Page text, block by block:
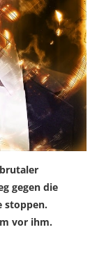
gegen die
stoppen.
vor ihm.